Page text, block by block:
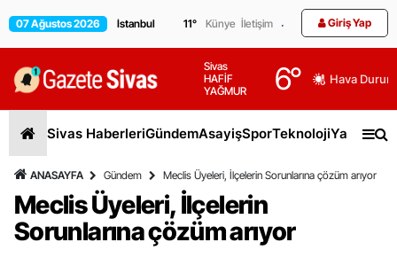
07 Ağustos 2026 11° Künye İletişim Giriş Yap
Sivas
HAFİF
YAĞMUR
6° Hava
Sivas HaberleriGündemAsayişSporTeknolojiYaşam
ANASAYFA Gündem Meclis Üyeleri, İlçelerin Sorunlarına çözüm arıyor
Meclis Üyeleri, İlçelerin
Sorunlarına çözüm arıyor